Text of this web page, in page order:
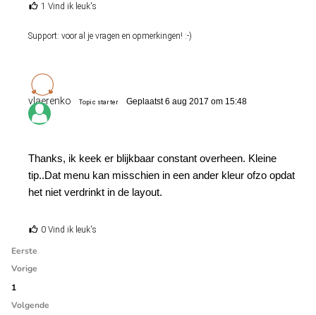
1 Vind ik leuk's
Support: voor al je vragen en opmerkingen! :-)
vlaerenko Topic starter Geplaatst 6 aug 2017 om 15:48
Thanks, ik keek er blijkbaar constant overheen. Kleine
tip..Dat menu kan misschien in een ander kleur ofzo opdat
het niet verdrinkt in de layout.
0 Vind ik leuk's
Eerste
Vorige
1
Volgende